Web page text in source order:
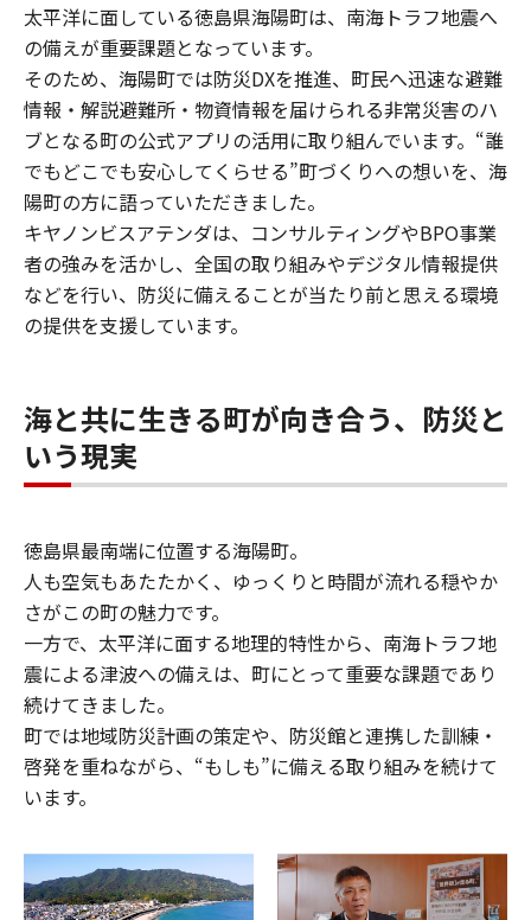
太平洋に面している徳島県海陽町は、南海トラフ地震へ
の備えが重要課題となっています。
そのため、海陽町では防災DXを推進、町民へ迅速な避難
情報・解説避難所・物資情報を届けられる非常災害のハ
ブとなる町の公式アプリの活用に取り組んでいます。“誰
でもどこでも安心してくらせる”町づくりへの想いを、海
陽町の方に語っていただきました。
キヤノンビスアテンダは、コンサルティングやBPO事業
者の強みを活かし、全国の取り組みやデジタル情報提供
などを行い、防災に備えることが当たり前と思える環境
の提供を支援しています。
海と共に生きる町が向き合う、防災と
いう現実
徳島県最南端に位置する海陽町。
人も空気もあたたかく、ゆっくりと時間が流れる穏やか
さがこの町の魅力です。
一方で、太平洋に面する地理的特性から、南海トラフ地
震による津波への備えは、町にとって重要な課題であり
続けてきました。
町では地域防災計画の策定や、防災館と連携した訓練・
啓発を重ねながら、“もしも”に備える取り組みを続けて
います。